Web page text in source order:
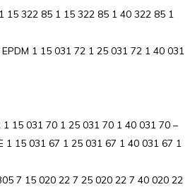
15 322 85 1 15 322 85 1 40 322 85 1
1 15 031 72 1 25 031 72 1 40 031
15 031 70 1 25 031 70 1 40 031 70 –
1 15 031 67 1 25 031 67 1 40 031 67 1
7 15 020 22 7 25 020 22 7 40 020 22